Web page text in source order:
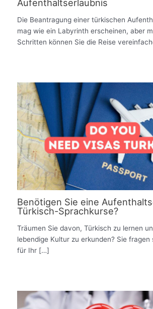
Aufenthaltserlaubnis
Die Beantragung einer türkischen
mag wie ein Labyrinth erscheinen, aber
Schritten können Sie die Reise
Benötigen Sie eine
Türkisch-Sprachkurse?
Träumen Sie davon, Türkisch zu lernen
lebendige Kultur zu erkunden? Sie
für Ihr […]